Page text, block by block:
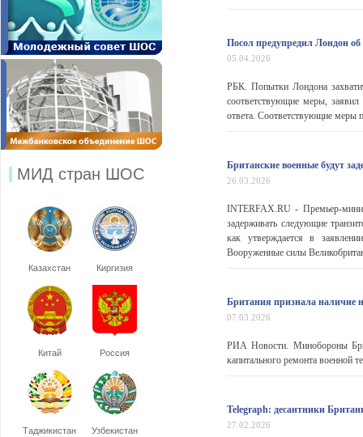
МИД стран ШОС
Казахстан Киргизия
Китай Россия
Таджикистан Узбекистан
Посол предупредил Лондон об
05.04.2026
РБК. Попытки Лондона
соответствующие меры,
ответа. Соответствующие меры
Британские военные будут
26.03.2026
INTERFAX.RU - Премьер-
задерживать следующие
как утверждается в
Вооруженные силы
Британия признала наличие
07.03.2026
РИА Новости. Минобороны
капитального ремонта военной
Telegraph: десантники
27.02.2026